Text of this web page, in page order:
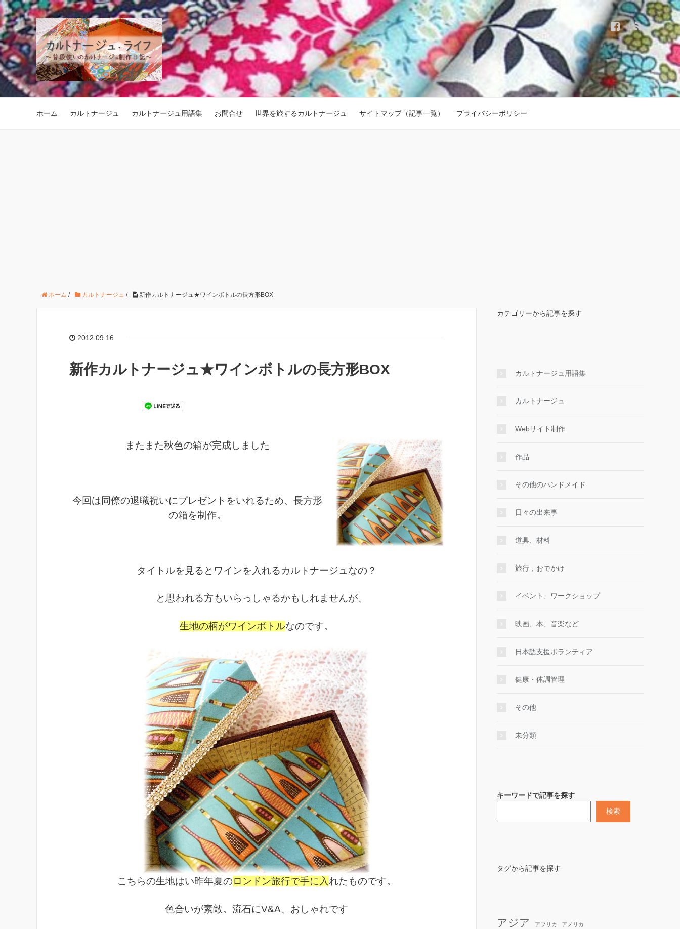
ホーム カルトナージュ カルトナージュ用語集 お問合せ 世界を旅するカルトナージュ サイトマップ（記事一覧） プライバシーポリシー
ホーム / カルトナージュ / 新作カルトナージュ★ワインボトルの長方形BOX
2012.09.16
新作カルトナージュ★ワインボトルの長方形BOX
またまた秋色の箱が完成しました
今回は同僚の退職祝いにプレゼントをいれるため、長方形
の箱を制作。
タイトルを見るとワインを入れるカルトナージュなの？
と思われる方もいらっしゃるかもしれませんが、
生地の柄がワインボトルなのです。
こちらの生地はい昨年夏のロンドン旅行で手に入 れたものです。
色合いが素敵。流石にV&A、おしゃれです
カテゴリーから記事を探す
カルトナージュ用語集
カルトナージュ
Webサイト制作
作品
その他のハンドメイド
日々の出来事
道具、材料
旅行，おでかけ
イベント、ワークショップ
映画、本、音楽など
日本語支援ボランティア
健康・体調管理
その他
未分類
キーワードで記事を探す
検索
タグから記事を探す
アジア アフリカ アメリカ